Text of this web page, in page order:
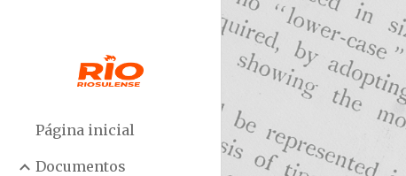
Página inicial
Documentos